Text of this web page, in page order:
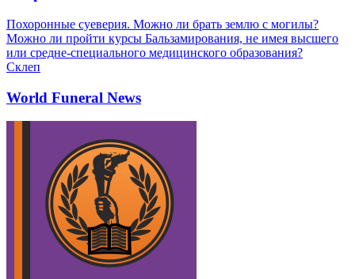
Похоронные суеверия. Можно ли брать землю с могилы?
Можно ли пройти курсы Бальзамирования, не имея высшего
или средне-специального медицинского образования?
Склеп
World Funeral News